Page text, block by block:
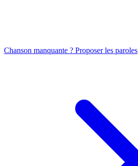
Chanson manquante ? Proposer les paroles